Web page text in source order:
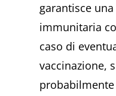
garantisce
immunitaria
caso di
vaccinazione,